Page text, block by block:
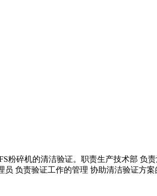
粉碎机的清洁验证。职责生产技术部 负
负责验证工作的管理 协助清洁验证方案